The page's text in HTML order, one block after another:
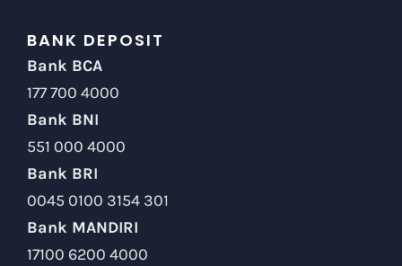
BANK DEPOSIT
Bank BCA
177 700 4000
Bank BNI
551 000 4000
Bank BRI
0045 0100 3154 301
Bank MANDIRI
17100 6200 4000